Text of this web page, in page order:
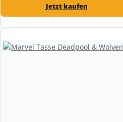
Jetzt kaufen